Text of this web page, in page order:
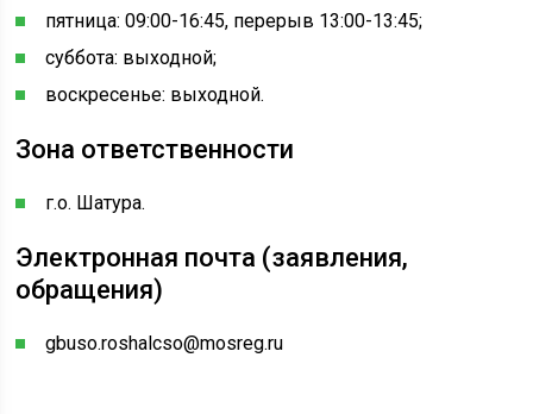
пятница: 09:00-16:45, перерыв 13:00-13:45;
суббота: выходной;
воскресенье: выходной.
Зона ответственности
г.о. Шатура.
Электронная почта (заявления,
обращения)
gbuso.roshalcso@mosreg.ru